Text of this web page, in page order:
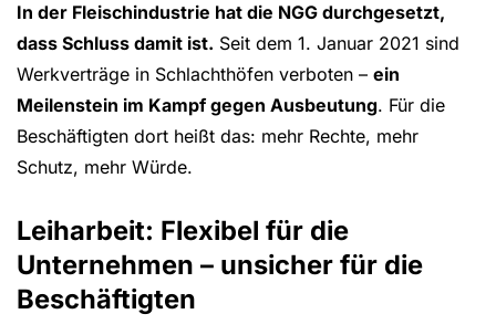
In der Fleischindustrie hat die NGG durchgesetzt,
dass Schluss damit ist. Seit dem 1. Januar 2021 sind
Werkverträge in Schlachthöfen verboten – ein
Meilenstein im Kampf gegen Ausbeutung. Für die
Beschäftigten dort heißt das: mehr Rechte, mehr
Schutz, mehr Würde.
Leiharbeit: Flexibel für die
Unternehmen – unsicher für die
Beschäftigten